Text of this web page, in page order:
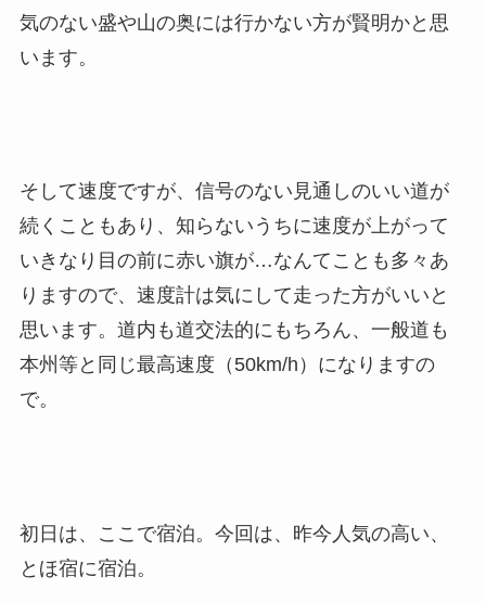
気のない盛や山の奥には行かない方が賢明かと思
います。
そして速度ですが、信号のない見通しのいい道が
続くこともあり、知らないうちに速度が上がって
いきなり目の前に赤い旗が…なんてことも多々あ
りますので、速度計は気にして走った方がいいと
思います。道内も道交法的にもちろん、一般道も
本州等と同じ最高速度（50km/h）になりますの
で。
初日は、ここで宿泊。今回は、昨今人気の高い、
とほ宿に宿泊。